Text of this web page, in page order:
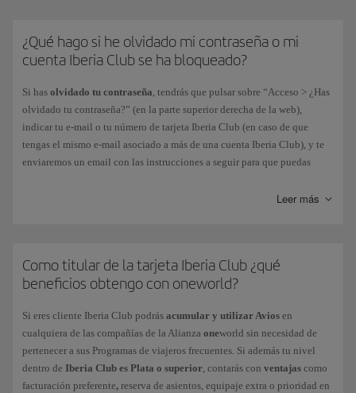
¿Qué hago si he olvidado mi contraseña o mi
cuenta Iberia Club se ha bloqueado?
Si has olvidado tu contraseña, tendrás que pulsar sobre “Acceso > ¿Has
olvidado tu contraseña?” (en la parte superior derecha de la web),
indicar tu e-mail o tu número de tarjeta Iberia Club (en caso de que
tengas el mismo e-mail asociado a más de una cuenta Iberia Club), y te
enviaremos un email con las instrucciones a seguir para que puedas
en un plazo de 3 horas, y que es conveniente que borres el historial y las
En el caso de Contraseña caducada , deberás seguir las indicaciones que
te proporciona el mismo sistema al introducirlo. Recuerda que deberás
desde el menú Mi Perfil > Configuración de tu cuenta > Seguridad e
inicio de sesión.
Si se ha producido un bloqueo de tu cuenta
, contacta con nosotros a
través de este
formulario
Leer más
Como titular de la tarjeta Iberia Club ¿qué
beneficios obtengo con oneworld?
Si eres cliente Iberia Club podrás acumular y utilizar Avios en
cualquiera de las compañías de la Alianza oneworld sin necesidad de
pertenecer a sus Programas de viajeros frecuentes. Si además tu nivel
dentro de Iberia Club es Plata o superior, contarás con ventajas como
facturación preferente, reserva de asientos, equipaje extra o prioridad en